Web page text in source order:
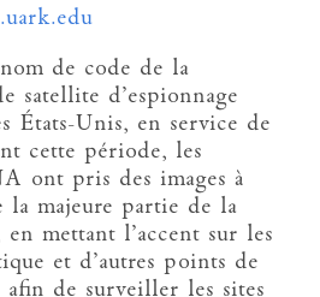
de code de la
satellite d’espionnage
États-Unis, en service de
cette période, les
ont pris des images à
la majeure partie de la
mettant l’accent sur les
et d’autres points de
de surveiller les sites